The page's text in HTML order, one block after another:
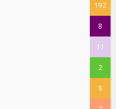
192
8
11
2
8